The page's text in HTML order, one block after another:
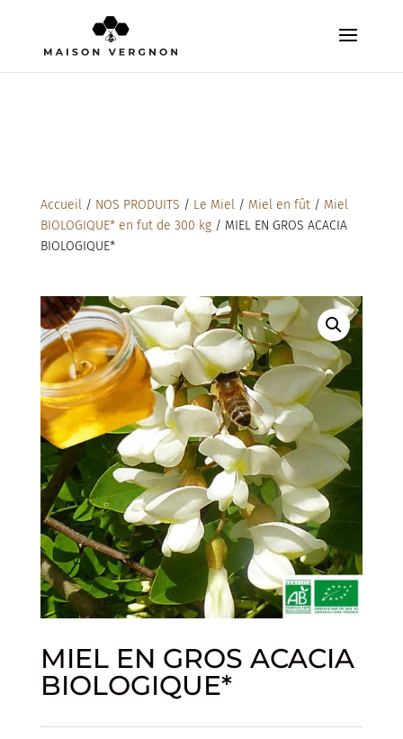
Accueil/ NOS PRODUITS / Le Miel/ Miel en fût/ Miel
BIOLOGIQUE* en fut de 300 kg/ MIEL EN GROS ACACIA
BIOLOGIQUE*
MIEL EN GROS ACACIA
BIOLOGIQUE*